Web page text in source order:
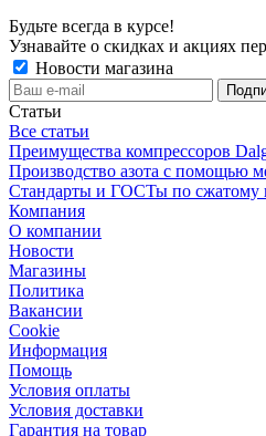
Будьте всегда в курсе!
Узнавайте о скидках и акциях
Новости магазина
Статьи
Все статьи
Преимущества компрессоров
Производство азота с помощью
Стандарты и ГОСТы по сжатому
Компания
О компании
Новости
Магазины
Политика
Вакансии
Сookie
Информация
Помощь
Условия оплаты
Условия доставки
Гарантия на товар